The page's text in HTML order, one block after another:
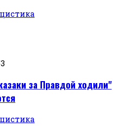
за Правдой ходили"